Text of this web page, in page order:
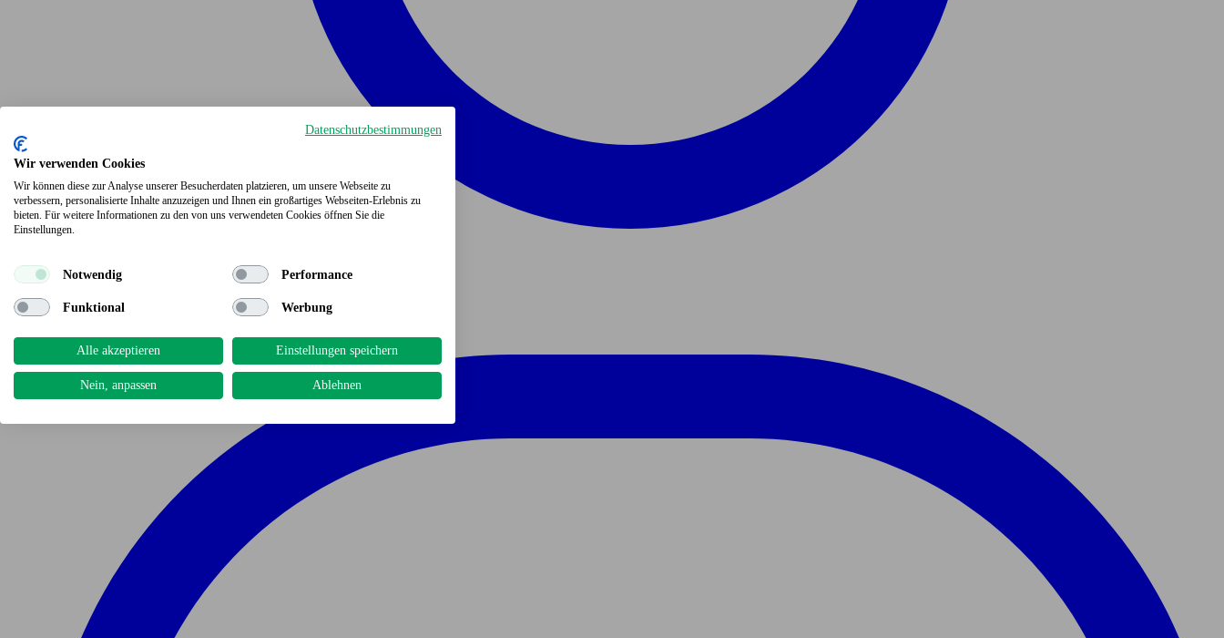
Datenschutzbestimmungen
Wir verwenden Cookies
Wir können diese zur Analyse unserer Besucherdaten platzieren, um unsere Webseite zu
verbessern, personalisierte Inhalte anzuzeigen und Ihnen ein großartiges Webseiten-Erlebnis zu
bieten. Für weitere Informationen zu den von uns verwendeten Cookies öffnen Sie die
Einstellungen.
Notwendig Performance
Funktional Werbung
Alle akzeptieren Einstellungen speichern
Nein, anpassen Ablehnen